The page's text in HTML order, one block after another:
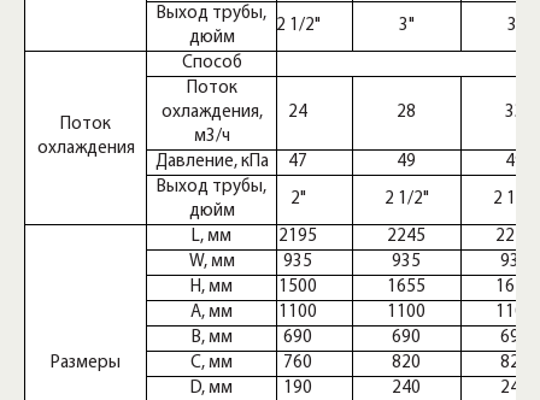
Выход трубы,
дюйм
Поток
охлаждения
Способ
Поток
охлаждения,
м3/ч
Давление, кПа
Выход трубы,
дюйм
Размеры
L, мм
W, мм
H, мм
A, мм
B, мм
C, мм
D, мм
2 1/2" 3" 3"
24 28 33
47 49 49
2" 2 1/2" 2 1/2"
2195 2245
2245
935
935
935
1500
1655
1655
1100
1100
1100
690
690
690
760
820
820
190
240
240